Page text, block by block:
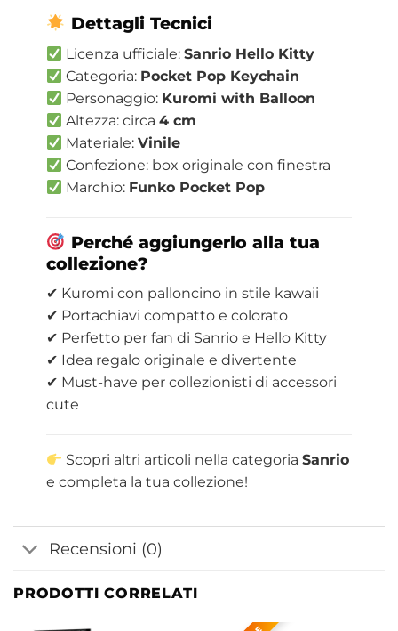
Dettagli Tecnici
Licenza ufficiale:Sanrio Hello Kitty
Categoria: Pocket Pop Keychain
Personaggio: Kuromi with Balloon
Altezza: circa4 cm
Materiale:Vinile
Confezione: box originale con finestra
Marchio: Funko Pocket Pop
Perché aggiungerlo alla tua
collezione?
✔ Kuromi con palloncino in stile kawaii
✔ Portachiavi compatto e colorato
✔ Perfetto per fan di Sanrio e Hello Kitty
✔ Idea regalo originale e divertente
✔ Must-have per collezionisti di accessori
cute
Scopri altri articoli nella categoriaSanrio
e completa la tua collezione!
Recensioni (0)
PRODOTTI CORRELATI